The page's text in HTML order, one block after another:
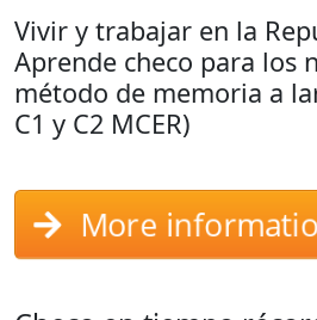
Vivir y trabajar en la
Aprende checo para los
método de memoria a
C1 y C2 MCER)
More